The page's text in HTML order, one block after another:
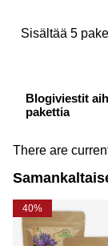
Sisältää 5
Blogiviestit
pakettia
There are
40%